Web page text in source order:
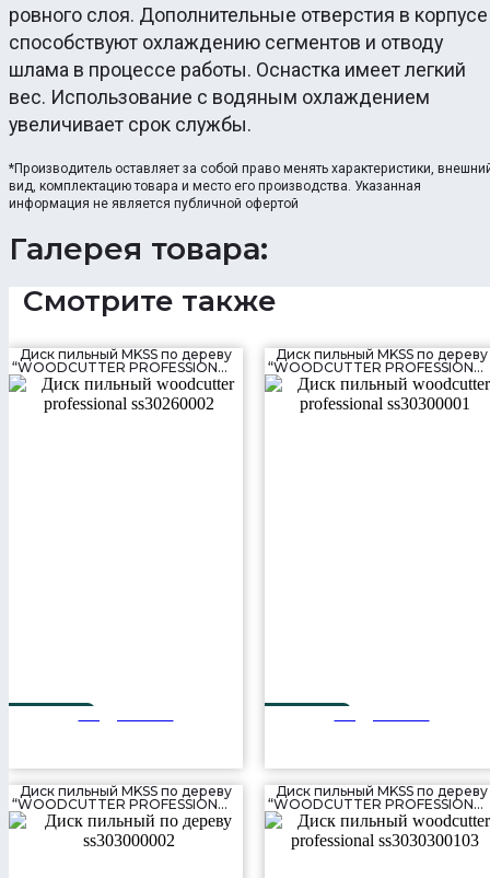
ровного слоя. Дополнительные отверстия в корпусе
способствуют охлаждению сегментов и отводу
шлама в процессе работы. Оснастка имеет легкий
вес. Использование с водяным охлаждением
увеличивает срок службы.
*Производитель оставляет за собой право менять характеристики,
вид, комплектацию товара и место его производства. Указанная
информация не является публичной офертой
Галерея товара:
Смотрите также
Диск пильный MKSS по дереву
“WOODCUTTER PROFESSIONAL”
(260×80T×30 мм)
Диск пильный MKSS по дереву
“WOODCUTTER
(300×32T×30 мм)
Диск пильный MKSS по дереву
“WOODCUTTER PROFESSIONAL”
(300×56T×30 мм)
Диск пильный MKSS по дереву
“WOODCUTTER
(300×80T×30 мм)